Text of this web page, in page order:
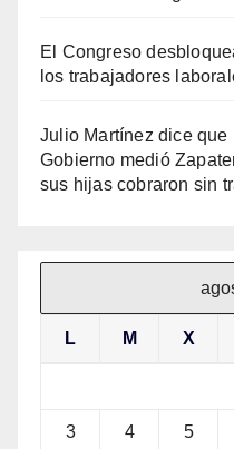
El Congreso
los trabajadores
Julio Martínez dice que
Gobierno medió
sus hijas cobraron sin
L M X
3 4 5